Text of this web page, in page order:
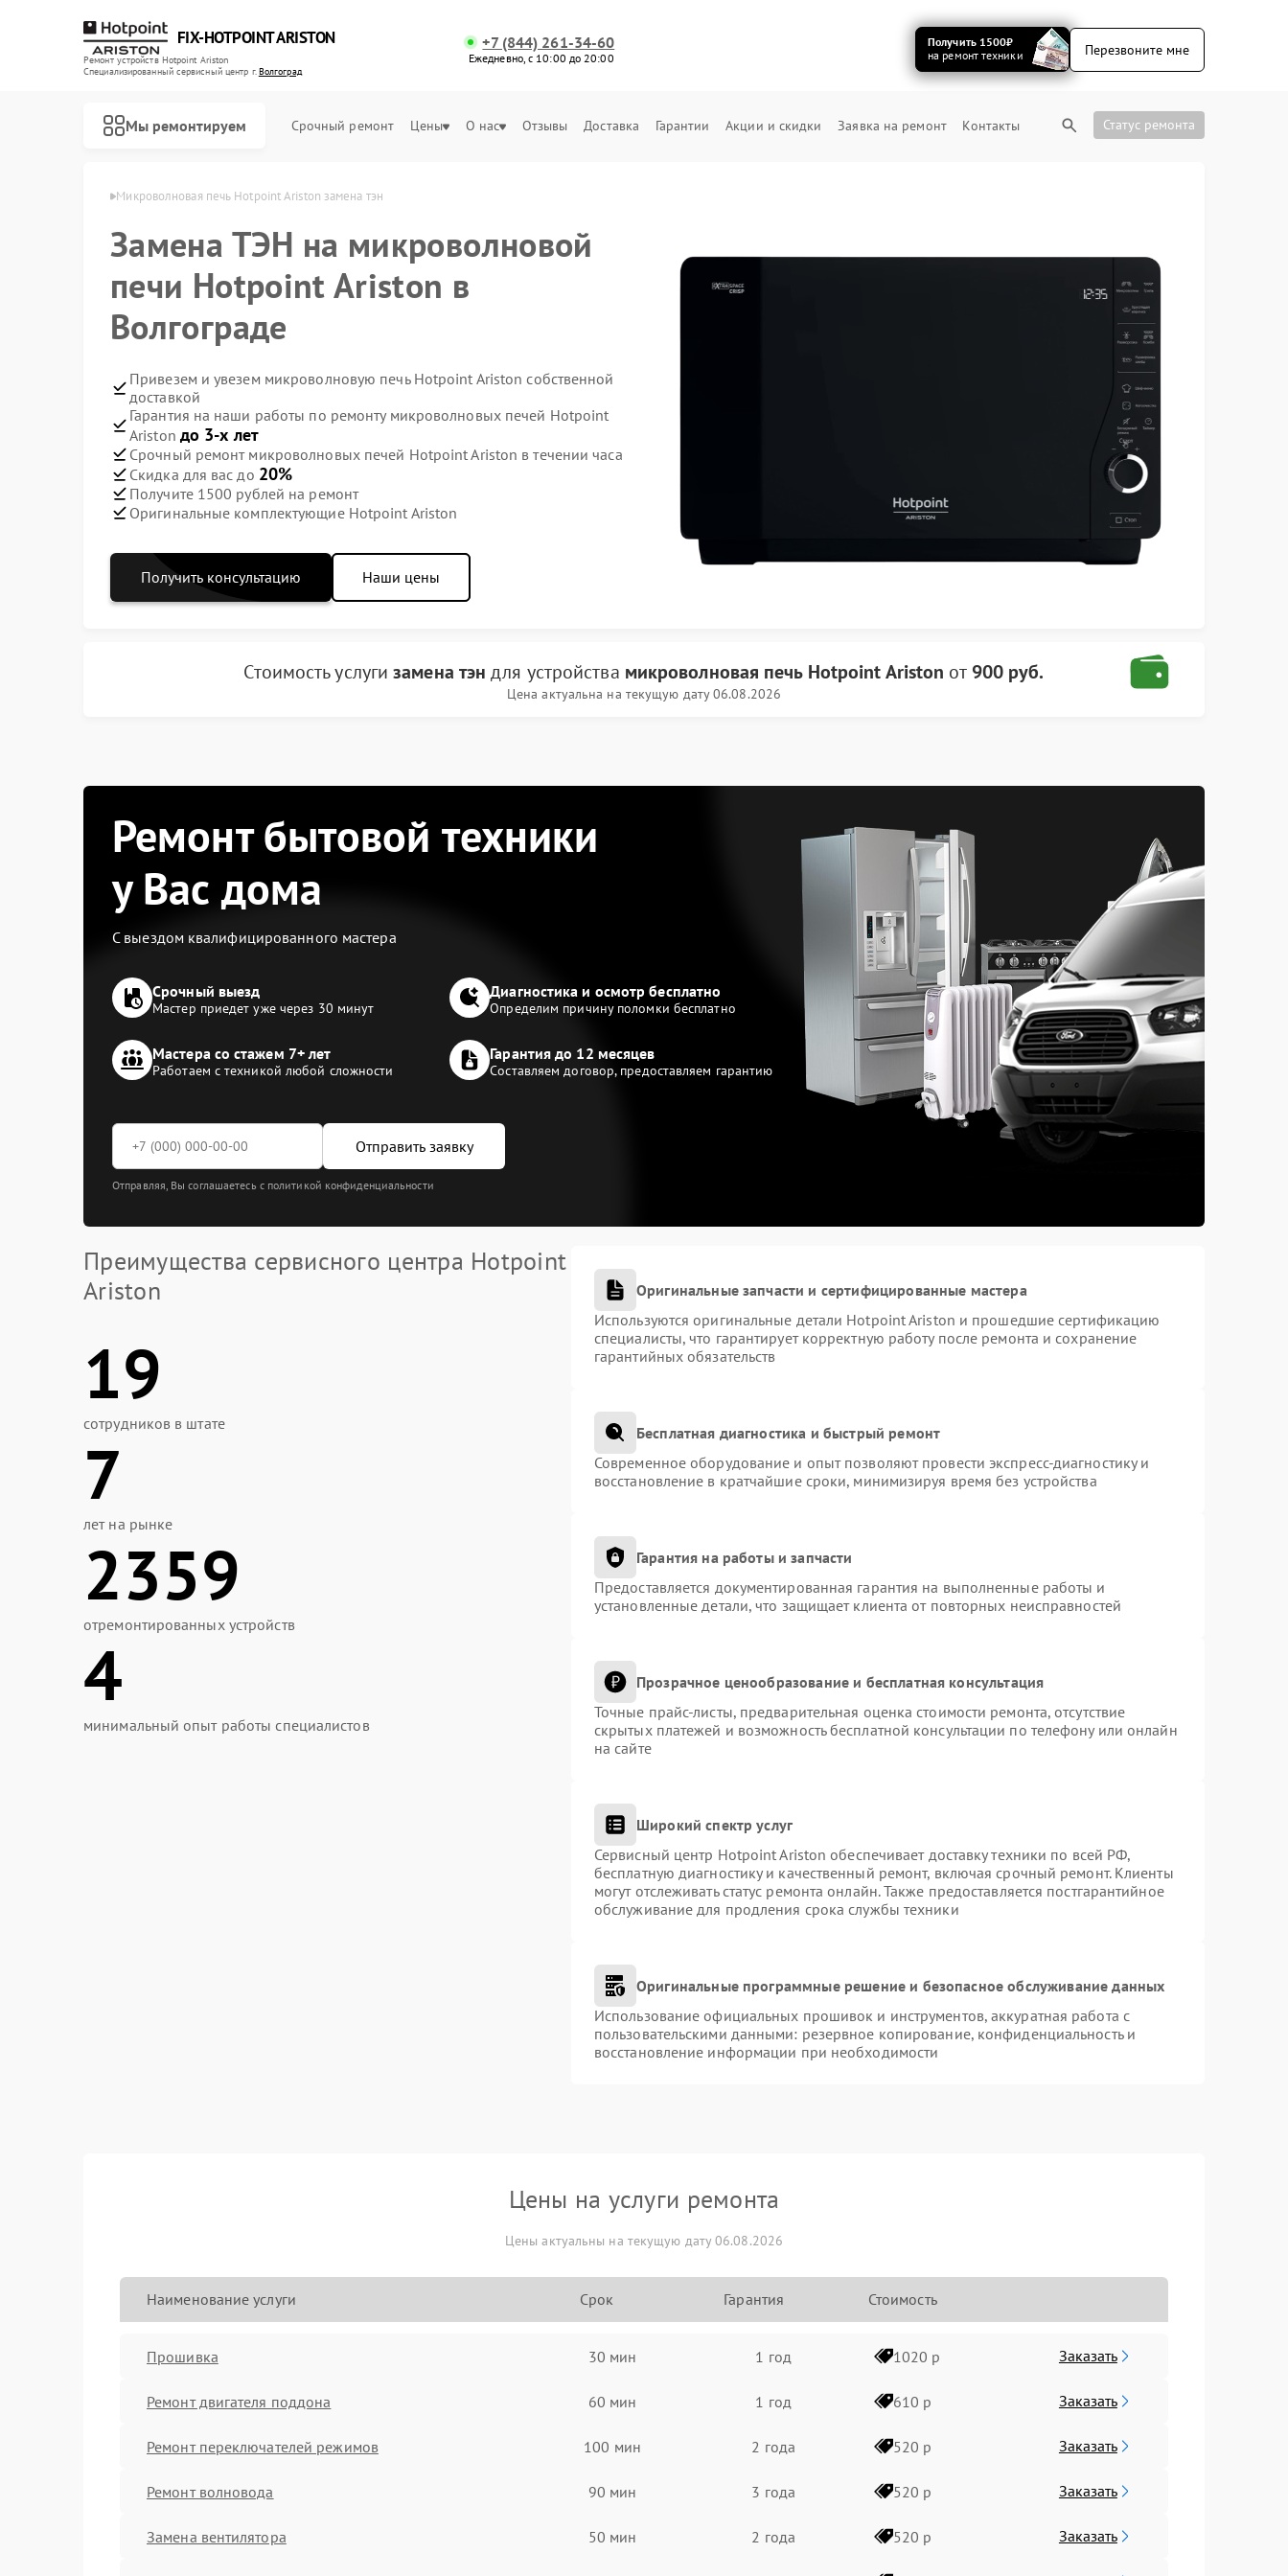
FIX-HOTPOINT ARISTON
Ремонт устройств Hotpoint Ariston
Специализированный cервисный центр г.Волгоград
+7 (844) 261-34-60
Ежедневно, с 10:00 до 20:00
Получить 1500₽
на ремонт техники
Перезвоните мне
Мы ремонтируем Срочный ремонт Цены О нас Отзывы Доставка Гарантии Акции и скидки Заявка на ремонт Контакты Статус ремонта
в Волгограде Микроволновая печь Hotpoint Ariston замена тэн
Замена ТЭН на микроволновой
печи Hotpoint Ariston в
Волгограде
Привезем и увезем микроволновую печь Hotpoint Ariston собственной
доставкой
Гарантия на наши работы по ремонту микроволновых печей Hotpoint
Ariston до 3-х лет
Срочный ремонт микроволновых печей Hotpoint Ariston в течении часа
Скидка для вас до 20%
Получите 1500 рублей на ремонт
Оригинальные комплектующие Hotpoint Ariston
Получить консультацию Наши цены
Стоимость услугизамена тэн для устройства микроволновая печь Hotpoint Ariston от 900 руб.
Цена актуальна на текущую дату 06.08.2026
Ремонт бытовой техники
у Вас дома
С выездом квалифицированного мастера
Срочный выезд
Мастер приедет уже через 30 минут
Диагностика и осмотр бесплатно
Определим причину поломки бесплатно
Мастера со стажем 7+ лет
Работаем с техникой любой сложности
Гарантия до 12 месяцев
Составляем договор, предоставляем гарантию
Отправить заявку
Отправляя, Вы соглашаетесь с политикой конфиденциальности
Преимущества сервисного центра Hotpoint
Ariston
19
сотрудников в штате
7
лет на рынке
2359
отремонтированных устройств
4
минимальный опыт работы специалистов
Оригинальные запчасти и сертифицированные мастера
Используются оригинальные детали Hotpoint Ariston и прошедшие сертификацию
специалисты, что гарантирует корректную работу после ремонта и сохранение
гарантийных обязательств
Бесплатная диагностика и быстрый ремонт
Современное оборудование и опыт позволяют провести экспресс-диагностику и
восстановление в кратчайшие сроки, минимизируя время без устройства
Гарантия на работы и запчасти
Предоставляется документированная гарантия на выполненные работы и
установленные детали, что защищает клиента от повторных неисправностей
Прозрачное ценообразование и бесплатная консультация
Точные прайс-листы, предварительная оценка стоимости ремонта, отсутствие
скрытых платежей и возможность бесплатной консультации по телефону или онлайн
на сайте
Широкий спектр услуг
Сервисный центр Hotpoint Ariston обеспечивает доставку техники по всей РФ,
бесплатную диагностику и качественный ремонт, включая срочный ремонт. Клиенты
могут отслеживать статус ремонта онлайн. Также предоставляется постгарантийное
обслуживание для продления срока службы техники
Оригинальные программные решение и безопасное обслуживание данных
Использование официальных прошивок и инструментов, аккуратная работа с
пользовательскими данными: резервное копирование, конфиденциальность и
восстановление информации при необходимости
Цены на услуги ремонта
Цены актуальны на текущую дату 06.08.2026
Наименование услуги Срок Гарантия Стоимость
Прошивка 30 мин 1 год 1020 р Заказать
Ремонт двигателя поддона 60 мин 1 год 610 р Заказать
Ремонт переключателей режимов 100 мин 2 года 520 р Заказать
Ремонт волновода 90 мин 3 года 520 р Заказать
Замена вентилятора 50 мин 2 года 520 р Заказать